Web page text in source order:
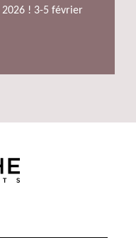
2026 ! 3-5 février